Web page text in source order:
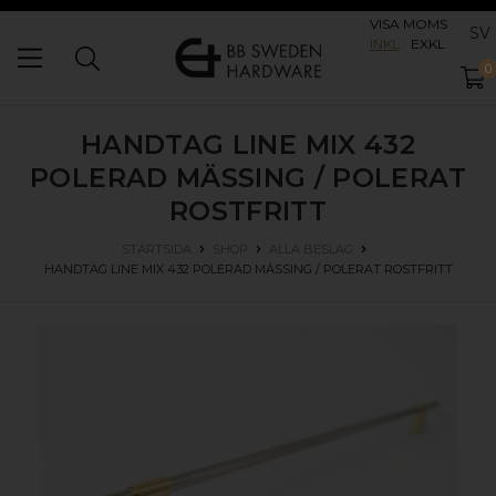
VISA MOMS
INKL
EXKL SV
0
HANDTAG LINE MIX 432
POLERAD MÄSSING / POLERAT
ROSTFRITT
STARTSIDA SHOP
ALLA BESLAG
HANDTAG LINE MIX 432 POLERAD MÄSSING / POLERAT ROSTFRITT